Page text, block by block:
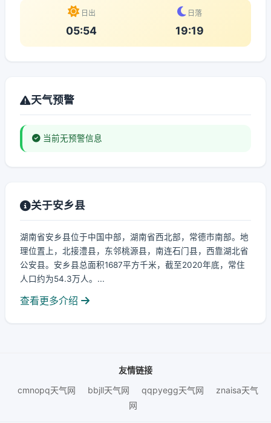
日出
05:54
日落
19:19
天气预警
当前无预警信息
关于安乡县
湖南省安乡县位于中国中部，湖南省西北部，常德市南部。地
理位置上，北接澧县，东邻桃源县，南连石门县，西靠湖北省
公安县。安乡县总面积1687平方千米，截至2020年底，常住
人口约为54.3万人。...
查看更多介绍
友情链接
cmnopq天气网
bbjll天气网 qqpyegg天气网
znaisa天气
网